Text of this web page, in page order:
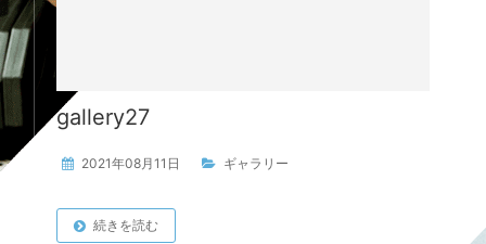
gallery27
2021年08月11日 ギャラリー
続きを読む